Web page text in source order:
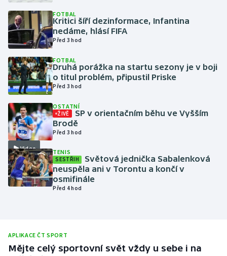
Lezení
Lyže a snowboard
Moderní pětiboj
Motorsport
Olympijské hry
Parasport
Plavání
Plážový volejbal
Rychlobruslení
FOTBAL
Kritici šíří dezinformace, Infantina
nedáme, hlásí FIFA
Před 3 hod
FOTBAL
Druhá porážka na startu sezony je v boji
o titul problém, připustil Priske
Před 3 hod
Video
OSTATNÍ
ŽIVĚ
SP v orientačním běhu ve Vyšším
Brodě
Před 3 hod
TENIS
SESTŘIH
Světová jednička Sabalenková
neuspěla ani v Torontu a končí v
osmifinále
Před 4 hod
APLIKACE ČT SPORT
Mějte celý sportovní svět vždy u sebe i na